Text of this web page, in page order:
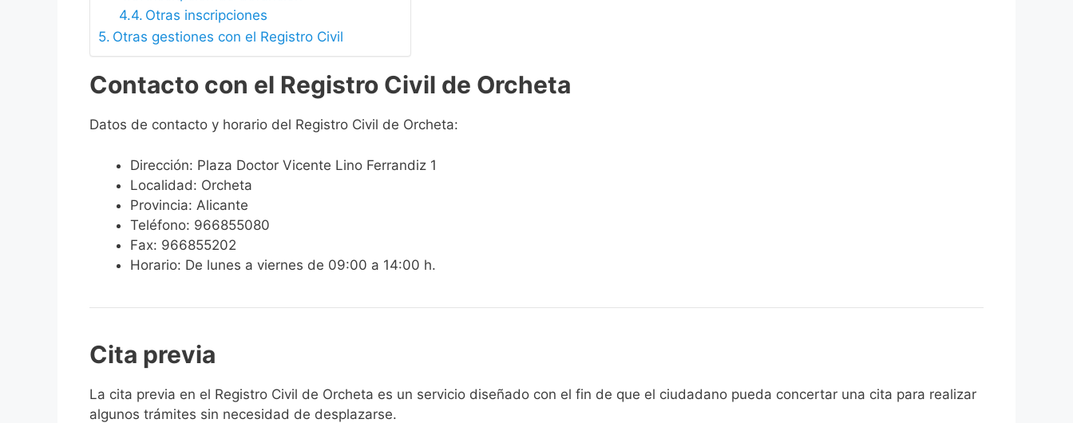
Otras inscripciones
Otras gestiones con el Registro Civil
Contacto con el Registro Civil de Orcheta
Datos de contacto y horario del Registro Civil de Orcheta:
Dirección: Plaza Doctor Vicente Lino Ferrandiz 1
Localidad: Orcheta
Provincia: Alicante
Teléfono: 966855080
Fax: 966855202
Horario: De lunes a viernes de 09:00 a 14:00 h.
Cita previa
​​​​​​​​​​​​​​​​​​​​​​​​​​​​La cita previa en el Registro Civil de Orcheta es un servicio diseñado con el fin de que el ciudadano pueda concertar una cita para realizar
algunos trámites sin necesidad de desplazarse.​